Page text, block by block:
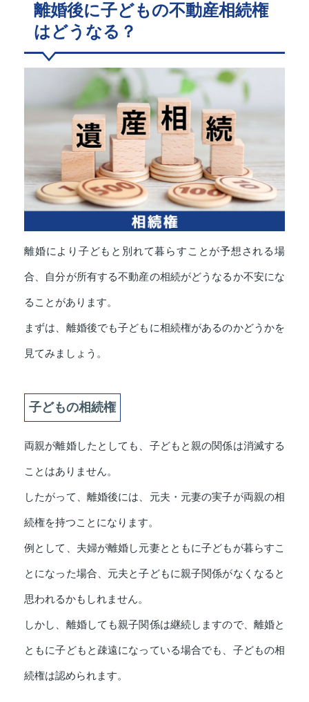
離婚後に子どもの不動産相続権
はどうなる？
離婚により子どもと別れて暮らすことが予想される場
合、自分が所有する不動産の相続がどうなるか不安にな
ることがあります。
まずは、離婚後でも子どもに相続権があるのかどうかを
見てみましょう。
子どもの相続権
両親が離婚したとしても、子どもと親の関係は消滅する
ことはありません。
したがって、離婚後には、元夫・元妻の実子が両親の相
続権を持つことになります。
例として、夫婦が離婚し元妻とともに子どもが暮らすこ
とになった場合、元夫と子どもに親子関係がなくなると
思われるかもしれません。
しかし、離婚しても親子関係は継続しますので、離婚と
ともに子どもと疎遠になっている場合でも、子どもの相
続権は認められます。